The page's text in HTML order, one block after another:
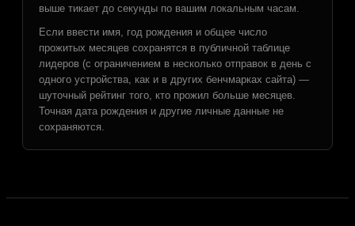
выше тикает до секунды по вашим локальным часам.
Если ввести имя, год рождения и общее число
прожитых месяцев сохранятся в публичной таблице
лидеров (с ограничением в несколько отправок в день с
одного устройства, как и в других бенчмарках сайта) —
шуточный рейтинг того, кто прожил больше месяцев.
Точная дата рождения и другие личные данные не
сохраняются.